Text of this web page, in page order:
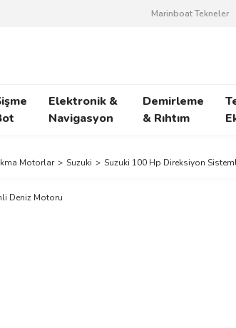
Marinboat Tekneler
Elektronik &
Navigasyon
Demirleme
& Rıhtım
Motorlar Suzuki Suzuki 100 Hp Direksiyon